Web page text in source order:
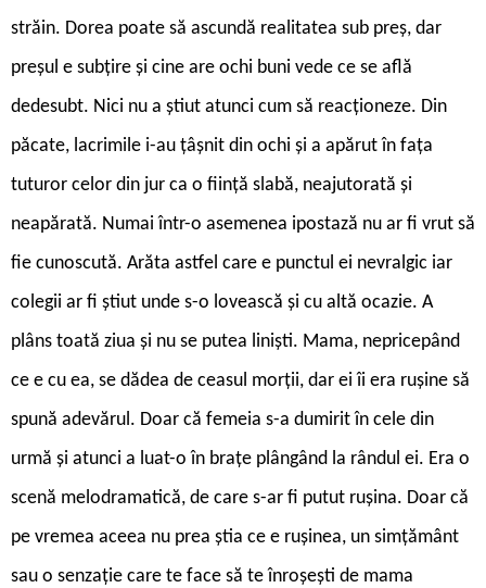
străin. Dorea poate să ascundă realitatea sub preș, dar
preșul e subțire și cine are ochi buni vede ce se află
dedesubt. Nici nu a știut atunci cum să reacționeze. Din
păcate, lacrimile i-au țâșnit din ochi și a apărut în fața
tuturor celor din jur ca o ființă slabă, neajutorată și
neapărată. Numai într-o asemenea ipostază nu ar fi vrut să
fie cunoscută. Arăta astfel care e punctul ei nevralgic iar
colegii ar fi știut unde s-o lovească și cu altă ocazie. A
plâns toată ziua și nu se putea liniști. Mama, nepricepând
ce e cu ea, se dădea de ceasul morții, dar ei îi era rușine să
spună adevărul. Doar că femeia s-a dumirit în cele din
urmă și atunci a luat-o în brațe plângând la rândul ei. Era o
scenă melodramatică, de care s-ar fi putut rușina. Doar că
pe vremea aceea nu prea știa ce e rușinea, un simțământ
sau o senzație care te face să te înroșești de mama